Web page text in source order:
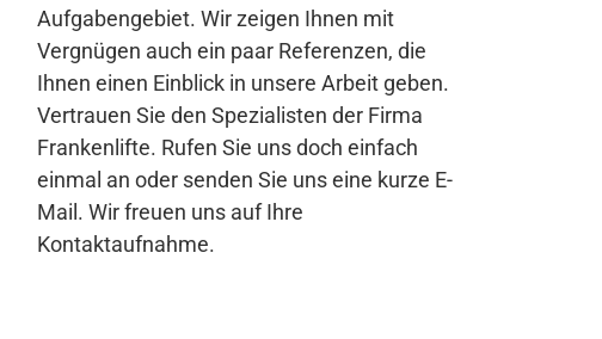
Aufgabengebiet. Wir zeigen Ihnen mit
Vergnügen auch ein paar Referenzen, die
Ihnen einen Einblick in unsere Arbeit geben.
Vertrauen Sie den Spezialisten der Firma
Frankenlifte. Rufen Sie uns doch einfach
einmal an oder senden Sie uns eine kurze E-
Mail. Wir freuen uns auf Ihre
Kontaktaufnahme.